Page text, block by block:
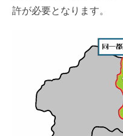
許が必要となります。